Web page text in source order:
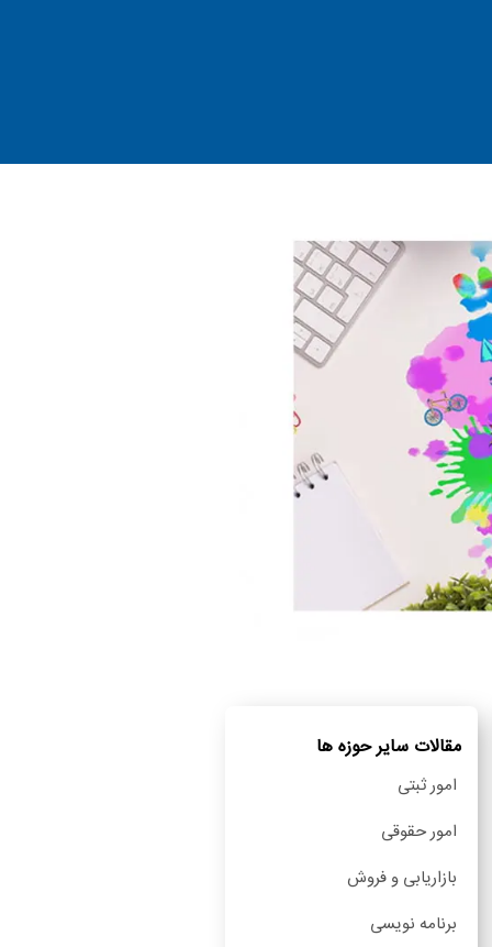
مقالات سایر حوزه ها
امور ثبتی
امور حقوقی
بازاریابی و فروش
برنامه نویسی